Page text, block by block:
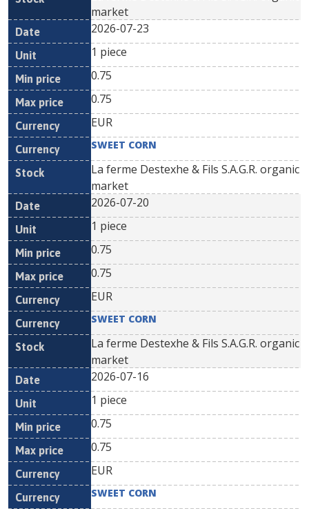
market
2026-07-23
1 piece
0.75
0.75
EUR
SWEET CORN
La ferme Destexhe & Fils S.A.G.R. organic
market
2026-07-20
1 piece
0.75
0.75
EUR
SWEET CORN
La ferme Destexhe & Fils S.A.G.R. organic
market
2026-07-16
1 piece
0.75
0.75
EUR
SWEET CORN